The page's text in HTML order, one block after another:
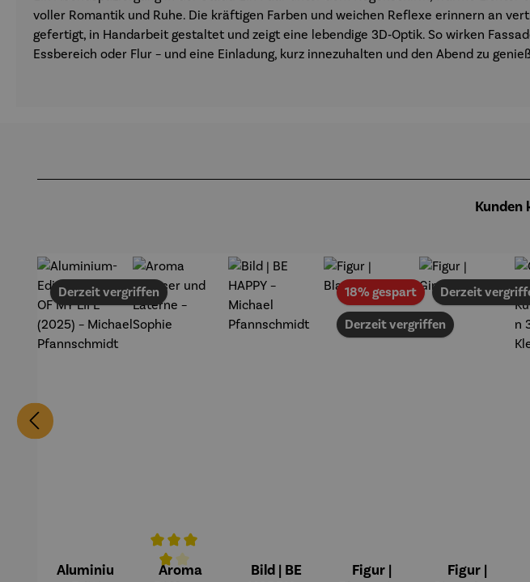
voller Romantik und Ruhe. Die kräftigen Farben und weichen Reflexe erinnern an
gefertigt, in Handarbeit gestaltet und zeigt eine lebendige 3D‑Optik. So wirken
Essbereich oder Flur – und eine Einladung, kurz innezuhalten und den Abend zu
Kunden
Derzeit vergriffen
Aluminiu
Aroma
Bild | BE
Derzeit vergriffen
18% gespartRabatt
Figur |
Derzeit
Figur |